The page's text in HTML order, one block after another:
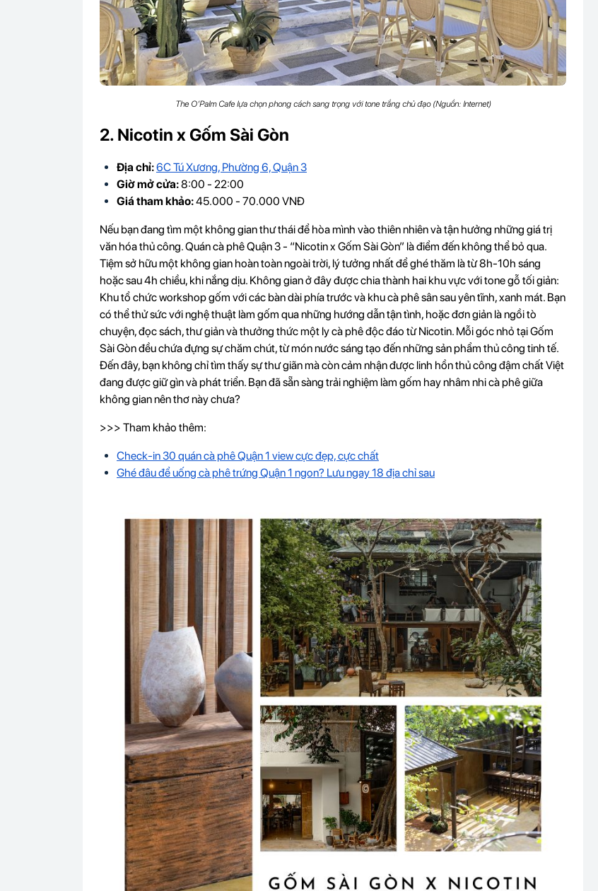
The O’Palm Cafe lựa chọn phong cách sang trọng với tone trắng chủ đạo (Nguồn: Internet)
2. Nicotin x Gốm Sài Gòn
Địa chỉ:6C Tú Xương, Phường 6, Quận 3
Giờ mở cửa:8:00 - 22:00
Giá tham khảo:45.000 - 70.000 VNĐ
Nếu bạn đang tìm một không gian thư thái để hòa mình vào thiên nhiên và tận hưởng những giá trị
văn hóa thủ công. Quán cà phê Quận 3 - “Nicotin x Gốm Sài Gòn” là điểm đến không thể bỏ qua.
Tiệm sở hữu một không gian hoàn toàn ngoài trời, lý tưởng nhất để ghé thăm là từ 8h-10h sáng
hoặc sau 4h chiều, khi nắng dịu. Không gian ở đây được chia thành hai khu vực với tone gỗ tối giản:
Khu tổ chức workshop gốm với các bàn dài phía trước và khu cà phê sân sau yên tĩnh, xanh mát. Bạn
có thể thử sức với nghệ thuật làm gốm qua những hướng dẫn tận tình, hoặc đơn giản là ngồi tò
chuyện, đọc sách, thư giản và thưởng thức một ly cà phê độc đáo từ Nicotin. Mỗi góc nhỏ tại Gốm
Sài Gòn đều chứa đựng sự chăm chút, từ món nước sáng tạo đến những sản phẩm thủ công tinh tế.
Đến đây, bạn không chỉ tìm thấy sự thư giãn mà còn cảm nhận được linh hồn thủ công đậm chất Việt
đang được giữ gìn và phát triển. Bạn đã sẵn sàng trải nghiệm làm gốm hay nhâm nhi cà phê giữa
không gian nên thơ này chưa?
>>> Tham khảo thêm:
Check-in 30 quán cà phê Quận 1 view cực đẹp, cực chất
Ghé đâu để uống cà phê trứng Quận 1 ngon? Lưu ngay 18 địa chỉ sau